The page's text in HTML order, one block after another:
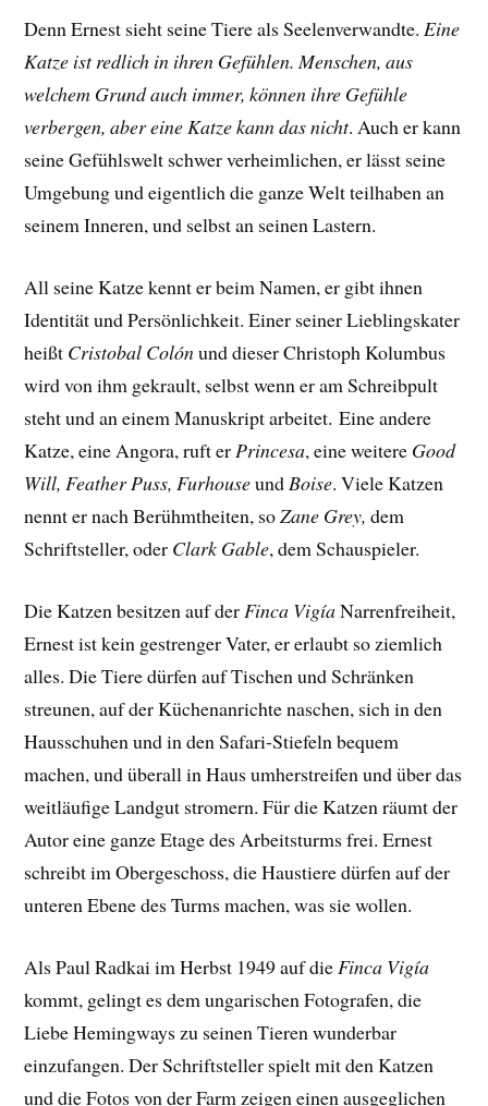
Denn Ernest sieht seine Tiere als Seelenverwandte.Eine
Katze ist redlich in ihren Gefühlen. Menschen, aus
welchem Grund auch immer, können ihre Gefühle
verbergen, aber eine Katze kann das nicht. Auch er kann
seine Gefühlswelt schwer verheimlichen, er lässt seine
Umgebung und eigentlich die ganze Welt teilhaben an
seinem Inneren, und selbst an seinen Lastern.
All seine Katze kennt er beim Namen, er gibt ihnen
Identität und Persönlichkeit. Einer seiner Lieblingskater
heißt Cristobal Colónund dieser Christoph Kolumbus
wird von ihm gekrault, selbst wenn er am Schreibpult
steht und an einem Manuskript arbeitet. Eine andere
Katze, eine Angora, ruft erPrincesa, eine weitere Good
Will, Feather Puss, FurhouseundBoise. Viele Katzen
nennt er nach Berühmtheiten, soZane Grey,dem
Schriftsteller, oder Clark Gable, dem Schauspieler.
Die Katzen besitzen auf der Finca VigíaNarrenfreiheit,
Ernest ist kein gestrenger Vater, er erlaubt so ziemlich
alles. Die Tiere dürfen auf Tischen und Schränken
streunen, auf der Küchenanrichte naschen, sich in den
Hausschuhen und in den Safari-Stiefeln bequem
machen, und überall in Haus umherstreifen und über das
weitläufige Landgut stromern. Für die Katzen räumt der
Autor eine ganze Etage des Arbeitsturms frei. Ernest
schreibt im Obergeschoss, die Haustiere dürfen auf der
unteren Ebene des Turms machen, was sie wollen.
Als Paul Radkai im Herbst 1949 auf die Finca Vigía
kommt, gelingt es dem ungarischen Fotografen, die
Liebe Hemingways zu seinen Tieren wunderbar
einzufangen. DerSchriftsteller spielt mit den Katzen
und die Fotos von der Farm zeigen einen ausgeglichen